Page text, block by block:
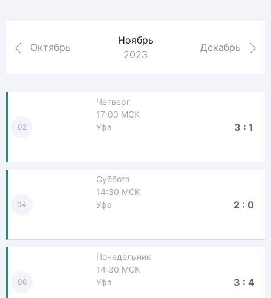
Октябрь
Ноябрь
2023
Декабрь
02
Четверг
17:00 МСК
Уфа
3 : 1
04
Суббота
14:30 МСК
Уфа
2 : 0
06
Понедельник
14:30 МСК
Уфа
3 : 4